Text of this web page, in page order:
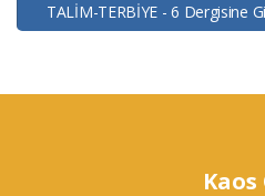
TALİM-TERBİYE - 6 Dergisine
Kaos